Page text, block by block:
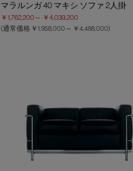
マラルンガ 40 マキシ ソファ 2人掛
￥1,762,200～ ￥4,039,200
(通常価格 ￥1,958,000～ ￥4,488,000)